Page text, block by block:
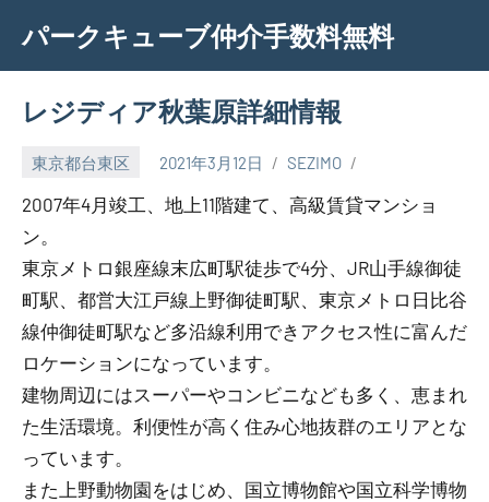
content
パークキューブ仲介手数料無料
レジディア秋葉原詳細情報
東京都台東区 2021年3月12日 SEZIMO
2007年4月竣工、地上11階建て、高級賃貸マンショ
ン。
東京メトロ銀座線末広町駅徒歩で4分、JR山手線御徒
町駅、都営大江戸線上野御徒町駅、東京メトロ日比谷
線仲御徒町駅など多沿線利用できアクセス性に富んだ
ロケーションになっています。
建物周辺にはスーパーやコンビニなども多く、恵まれ
た生活環境。利便性が高く住み心地抜群のエリアとな
っています。
また上野動物園をはじめ、国立博物館や国立科学博物